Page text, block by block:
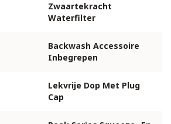
Zwaartekracht
Waterfilter
Backwash Accessoire
Inbegrepen
Lekvrije Dop Met Plug
Cap